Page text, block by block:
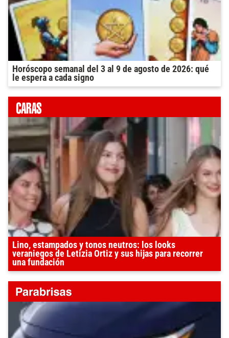
Horóscopo semanal del 3 al 9 de agosto de 2026: qué
le espera a cada signo
Lino, estampados y tonos neutros: los looks
veraniegos de Letizia Ortiz y sus hijas para recorrer
una fundación